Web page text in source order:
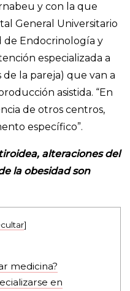
y con la que
General Universitario
de Endocrinología y
especializada a
la pareja) que van a
asistida. “En
de otros centros,
específico”.
alteraciones del
la obesidad son
]
medicina?
en